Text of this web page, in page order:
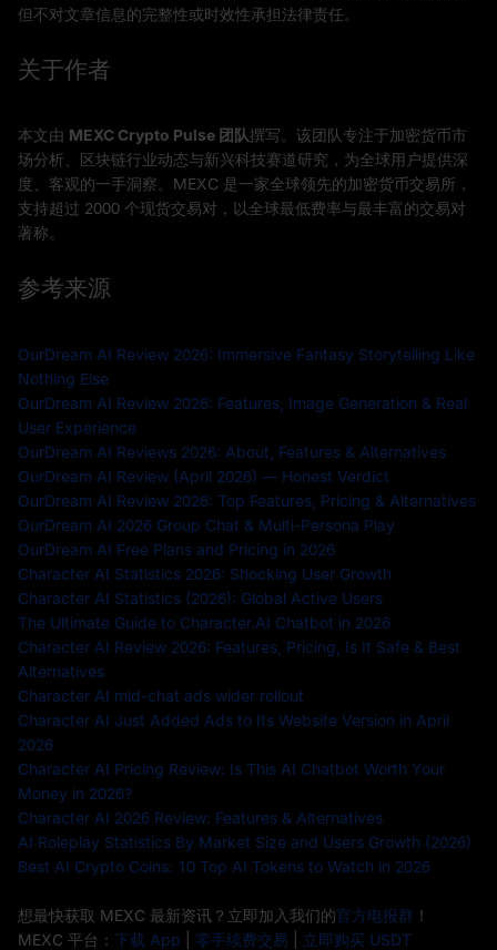
但不对文章信息的完整性或时效性承担法律责任。
关于作者
本文由 MEXC Crypto Pulse 团队撰写。该团队专注于加密货币市
场分析、区块链行业动态与新兴科技赛道研究，为全球用户提供深
度、客观的一手洞察。MEXC 是一家全球领先的加密货币交易所，
支持超过 2000 个现货交易对，以全球最低费率与最丰富的交易对
著称。
参考来源
OurDream AI Review 2026: Immersive Fantasy Storytelling Like
Nothing Else
OurDream AI Review 2026: Features, Image Generation & Real
User Experience
OurDream AI Reviews 2026: About, Features & Alternatives
OurDream AI Review (April 2026) — Honest Verdict
OurDream AI Review 2026: Top Features, Pricing & Alternatives
OurDream AI 2026 Group Chat & Multi-Persona Play
OurDream AI Free Plans and Pricing in 2026
Character AI Statistics 2026: Shocking User Growth
Character AI Statistics (2026): Global Active Users
The Ultimate Guide to Character.AI Chatbot in 2026
Character AI Review 2026: Features, Pricing, Is It Safe & Best
Alternatives
Character AI mid-chat ads wider rollout
Character AI Just Added Ads to Its Website Version in April
2026
Character AI Pricing Review: Is This AI Chatbot Worth Your
Money in 2026?
Character AI 2026 Review: Features & Alternatives
AI Roleplay Statistics By Market Size and Users Growth (2026)
Best AI Crypto Coins: 10 Top AI Tokens to Watch in 2026
想最快获取 MEXC 最新资讯？立即加入我们的官方电报群 ！
MEXC 平台： 下载 App 零手续费交易
立即购买 USDT